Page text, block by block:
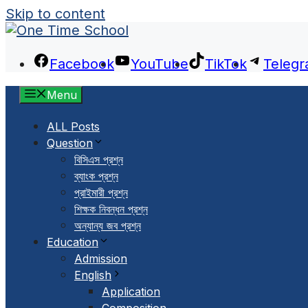
Skip to content
Facebook YouTube TikTok
Menu
ALL Posts
Question
বিসিএস প্রশ্ন
ব্যাংক প্রশ্ন
প্রাইমারী প্রশ্ন
শিক্ষক নিবন্ধন প্রশ্ন
অন্যান্য জব প্রশ্ন
Education
Admission
English
Application